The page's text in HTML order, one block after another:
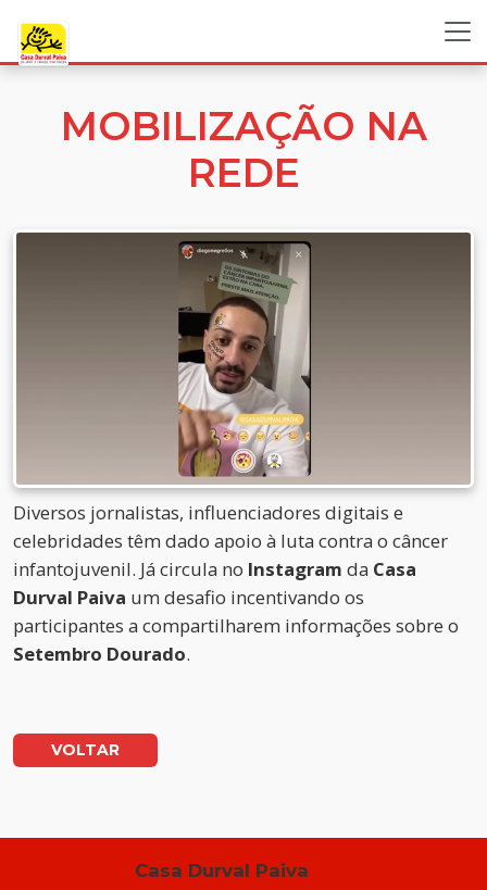
MOBILIZAÇÃO NA
REDE
Diversos jornalistas, influenciadores digitais e
celebridades têm dado apoio à luta contra o câncer
infantojuvenil. Já circula no Instagram da Casa
Durval Paiva um desafio incentivando os
participantes a compartilharem informações sobre o
Setembro Dourado.
VOLTAR
Casa Durval Paiva